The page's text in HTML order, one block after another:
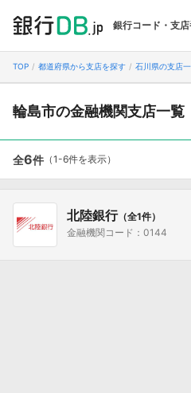
銀行コード・支
TOP 都道府県から支店を探す 石川県の支店
輪島市の金融機関支店一覧
全6件 （1-6件を表示）
北陸銀行（全1件）
金融機関コード：0144